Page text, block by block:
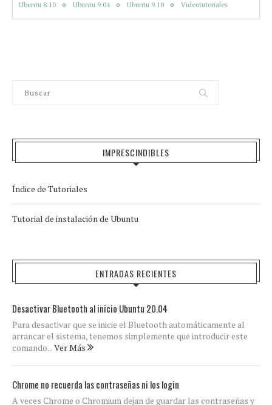
Ubuntu 8.10
Ubuntu 9.04 Ubuntu 9.10 Videotutoriales
IMPRESCINDIBLES
Índice de Tutoriales
Tutorial de instalación de Ubuntu
ENTRADAS RECIENTES
Desactivar Bluetooth al inicio Ubuntu 20.04
Para desactivar que se inicie el Bluetooth automáticamente al
arrancar el sistema, tenemos simplemente que introducir este
comando...Ver Más
Chrome no recuerda las contraseñas ni los login
A veces Chrome o Chromium dejan de guardar las contraseñas y